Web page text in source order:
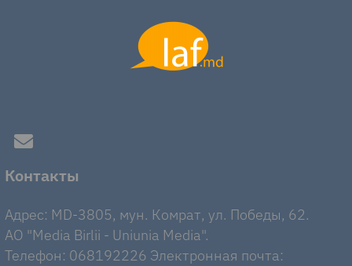
Контакты
Адрес: MD-3805, мун. Комрат, ул. Победы, 62.
AO "Media Birlii - Uniunia Media".
Телефон: 068192226 Электронная почта: